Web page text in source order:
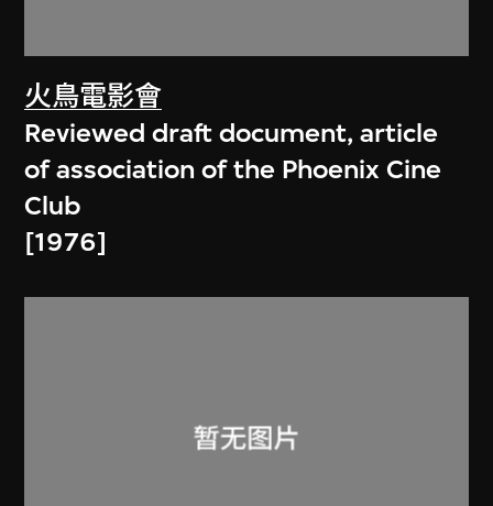
火鳥電影會
Reviewed draft document, article
of association of the Phoenix Cine
Club
[1976]